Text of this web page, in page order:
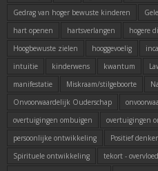
Gedrag van hoger bewuste kinderen
hart openen
hartsverlangen hogere
Hoogbewuste zielen
hooggevoelig
intuitie
kinderwens kwantum
manifestatie
Miskraam/stilgeboorte
Onvoorwaardelijk Ouderschap
overtuigingen ombuigen
overtuigingen
persoonlijke ontwikkeling
Positief
Spirituele ontwikkeling
tekort - overvloed